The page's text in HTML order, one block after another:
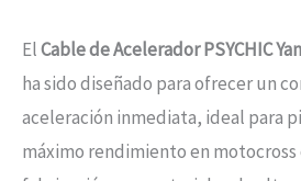
ElCable de Acelerador PSYCHIC
ha sido diseñado para ofrecer un
aceleración inmediata, ideal para
máximo rendimiento en motocross